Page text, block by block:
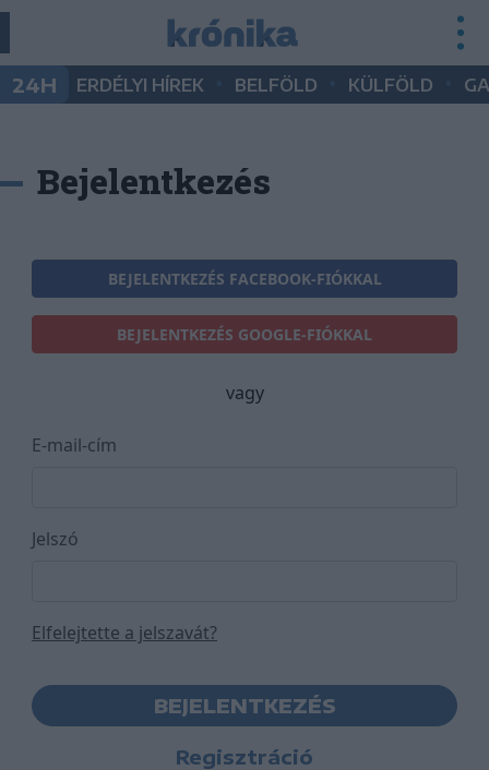
24H ERDÉLYI HÍREK BELFÖLD KÜLFÖLD
Bejelentkezés
BEJELENTKEZÉS FACEBOOK-FIÓKKAL
BEJELENTKEZÉS GOOGLE-FIÓKKAL
vagy
E-mail-cím
Jelszó
Elfelejtette a jelszavát?
BEJELENTKEZÉS
Regisztráció